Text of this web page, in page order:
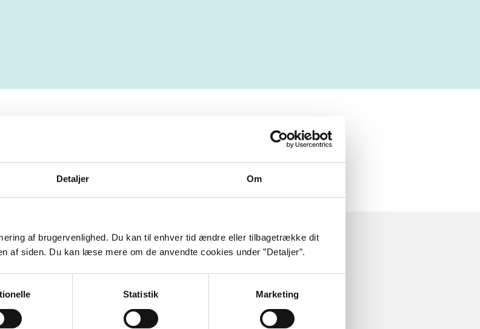
Detaljer Om
af brugervenlighed. Du kan til enhver tid ændre eller tilbagetrække dit
af siden. Du kan læse mere om de anvendte cookies under ”Detaljer”.
Statistik Marketing